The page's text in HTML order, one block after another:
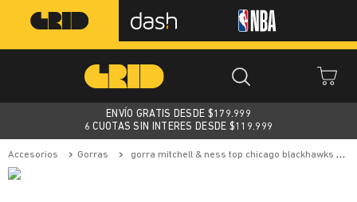
ENVÍO GRATIS DESDE $179.999
6 CUOTAS SIN INTERES DESDE $119.999
accesorios gorras gorra mitchell & ness top chicago blackhawks nhl hombre